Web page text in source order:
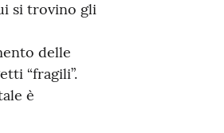
si trovino gli
delle
“fragili”.
è